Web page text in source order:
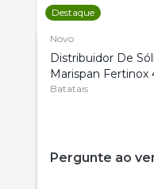
Destaque
Novo
Distribuidor De
Marispan Fertinox
Citrus
Batatais
Pergunte ao